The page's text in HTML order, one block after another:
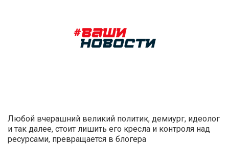
Любой вчерашний великий политик, демиург, идеолог
и так далее, стоит лишить его кресла и контроля над
ресурсами, превращается в блогера